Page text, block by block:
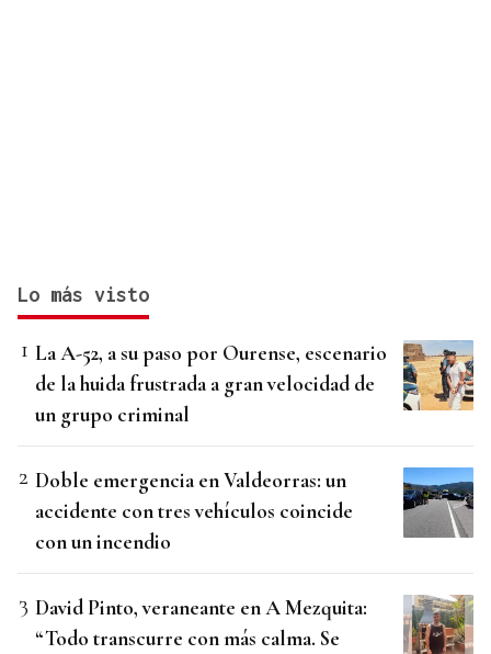
Lo más visto
La A-52, a su paso por Ourense, escenario
de la huida frustrada a gran velocidad de
un grupo criminal
Doble emergencia en Valdeorras: un
accidente con tres vehículos coincide
con un incendio
David Pinto, veraneante en A Mezquita:
“Todo transcurre con más calma. Se